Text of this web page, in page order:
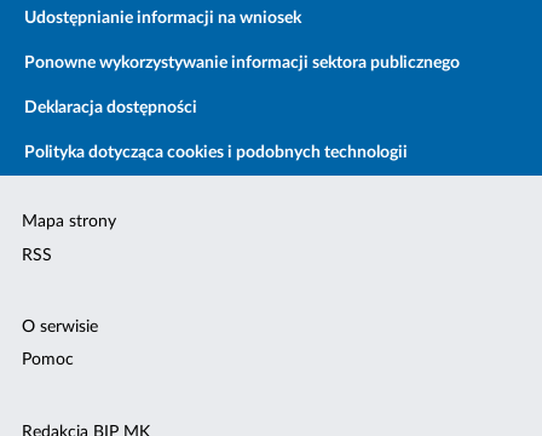
Udostępnianie informacji na wniosek
Ponowne wykorzystywanie informacji sektora publicznego
Deklaracja dostępności
Polityka dotycząca cookies i podobnych technologii
Mapa strony
RSS
O serwisie
Pomoc
Redakcja BIP MK